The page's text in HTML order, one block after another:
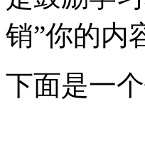
销”你的内
下面是一个